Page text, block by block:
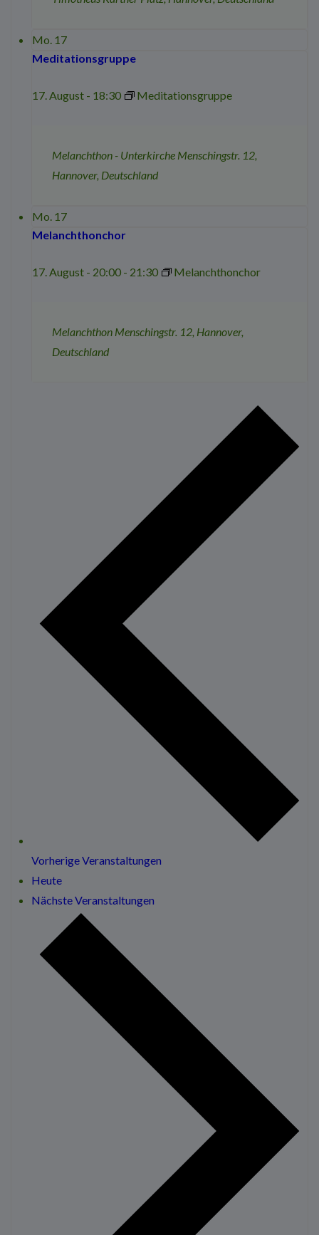
Mo. 17
Meditationsgruppe
17. August - 18:30 Meditationsgruppe
Melanchthon - Unterkirche Menschingstr. 12,
Hannover, Deutschland
Mo. 17
Melanchthonchor
17. August - 20:00 - 21:30 Melanchthonchor
Melanchthon Menschingstr. 12, Hannover,
Deutschland
VorherigeVeranstaltungen
Heute
NächsteVeranstaltungen